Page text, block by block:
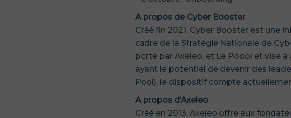
A propos de Cyber Booster
Créé fin 2021, Cyber Booster est une
cadre de la Stratégie Nationale de
porté par Axeleo, et Le Poool et vise
ayant le potentiel de devenir des
Pool), le dispositif compte
A propos d’Axeleo
Créé en 2013, Axeleo offre aux